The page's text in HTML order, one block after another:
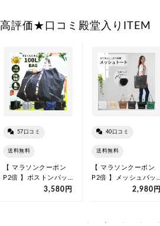
高評価★口コミ殿堂入りITEM
57口コミ
送料無料
【 マラソンクーポン
P2倍 】ボストンバッ
グ 大容量 100L 防水
3,580円
40口コミ
送料無料
【 マラソンクーポン
P2倍 】メッシュバッ
グ 大容量 ビーチバッ
2,980円